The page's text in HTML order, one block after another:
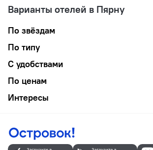
Варианты отелей в Пярну
По звёздам
По типу
С удобствами
По ценам
Интересы